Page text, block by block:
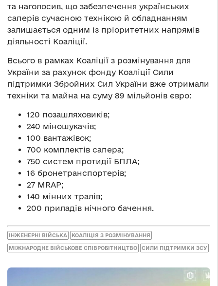
та наголосив, що забезпечення українських
саперів сучасною технікою й обладнанням
залишається одним із пріоритетних напрямів
діяльності Коаліції.
Всього в рамках Коаліції з розмінування для
України за рахунок фонду Коаліції Сили
підтримки Збройних Сил України вже отримали
техніки та майна на суму 89 мільйонів євро:
120 позашляховиків;
240 міношукачів;
100 вантажівок;
700 комплектів сапера;
750 систем протидії БПЛА;
16 бронетранспортерів;
27 MRAP;
140 мінних тралів;
200 приладів нічного бачення.
ІНЖЕНЕРНІ ВІЙСЬКА КОАЛІЦІЯ З РОЗМІНУВАННЯ
МІЖНАРОДНЕ ВІЙСЬКОВЕ СПІВРОБІТНИЦТВО СИЛИ ПІДТРИМКИ ЗСУ